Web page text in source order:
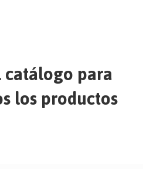
para
los productos